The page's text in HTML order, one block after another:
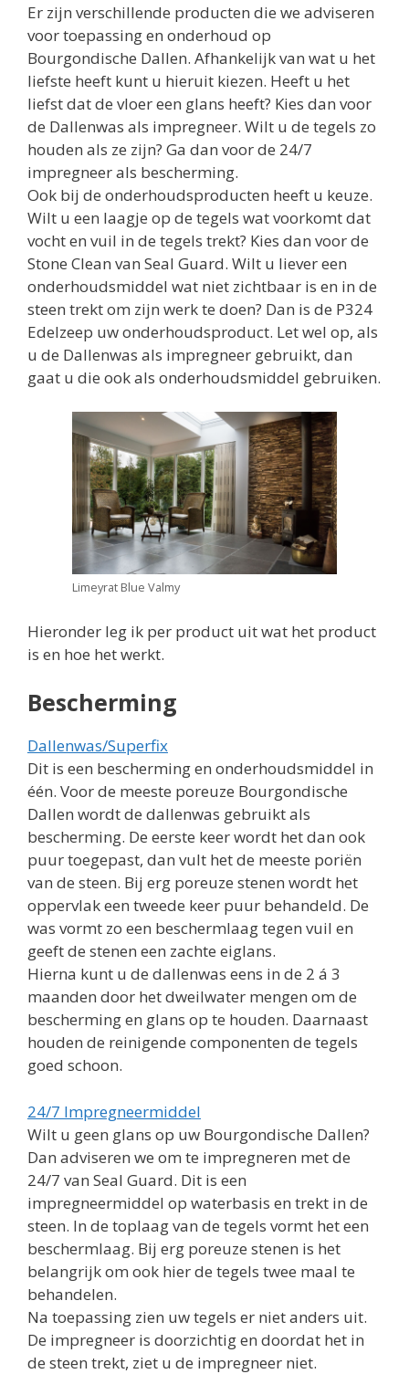
Er zijn verschillende producten die we adviseren
voor toepassing en onderhoud op
Bourgondische Dallen. Afhankelijk van wat u het
liefste heeft kunt u hieruit kiezen. Heeft u het
liefst dat de vloer een glans heeft? Kies dan voor
de Dallenwas als impregneer. Wilt u de tegels zo
houden als ze zijn? Ga dan voor de 24/7
impregneer als bescherming.
Ook bij de onderhoudsproducten heeft u keuze.
Wilt u een laagje op de tegels wat voorkomt dat
vocht en vuil in de tegels trekt? Kies dan voor de
Stone Clean van Seal Guard. Wilt u liever een
onderhoudsmiddel wat niet zichtbaar is en in de
steen trekt om zijn werk te doen? Dan is de P324
Edelzeep uw onderhoudsproduct. Let wel op, als
u de Dallenwas als impregneer gebruikt, dan
gaat u die ook als onderhoudsmiddel gebruiken.
Limeyrat Blue Valmy
Hieronder leg ik per product uit wat het product
is en hoe het werkt.
Bescherming
Dallenwas/Superfix
Dit is een bescherming en onderhoudsmiddel in
één. Voor de meeste poreuze Bourgondische
Dallen wordt de dallenwas gebruikt als
bescherming. De eerste keer wordt het dan ook
puur toegepast, dan vult het de meeste poriën
van de steen. Bij erg poreuze stenen wordt het
oppervlak een tweede keer puur behandeld. De
was vormt zo een beschermlaag tegen vuil en
geeft de stenen een zachte eiglans.
Hierna kunt u de dallenwas eens in de 2 á 3
maanden door het dweilwater mengen om de
bescherming en glans op te houden. Daarnaast
houden de reinigende componenten de tegels
goed schoon.
24/7 Impregneermiddel
Wilt u geen glans op uw Bourgondische Dallen?
Dan adviseren we om te impregneren met de
24/7 van Seal Guard. Dit is een
impregneermiddel op waterbasis en trekt in de
steen. In de toplaag van de tegels vormt het een
beschermlaag. Bij erg poreuze stenen is het
belangrijk om ook hier de tegels twee maal te
behandelen.
Na toepassing zien uw tegels er niet anders uit.
De impregneer is doorzichtig en doordat het in
de steen trekt, ziet u de impregneer niet.